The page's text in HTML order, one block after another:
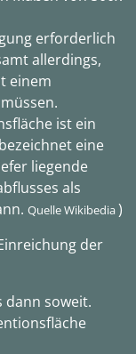
erforderlich
allerdings,
einem
ist ein
eine
liegende
als
Quelle Wikibedia)
der
dann soweit.